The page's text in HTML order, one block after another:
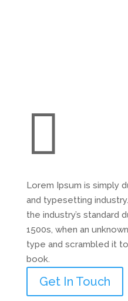

Lorem Ipsum is simply
and typesetting
the industry’s standard
1500s, when an
type and scrambled it
book.
Get In Touch